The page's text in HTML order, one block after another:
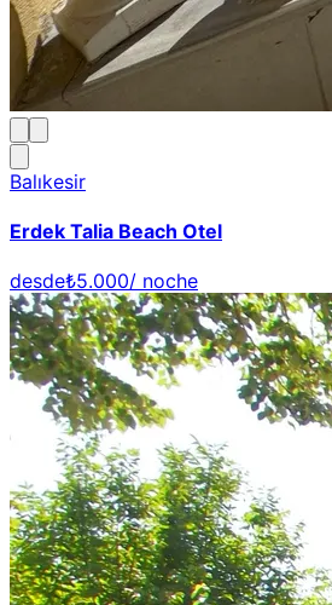
Balıkesir
Erdek Talia Beach Otel
desde₺5.000/ noche